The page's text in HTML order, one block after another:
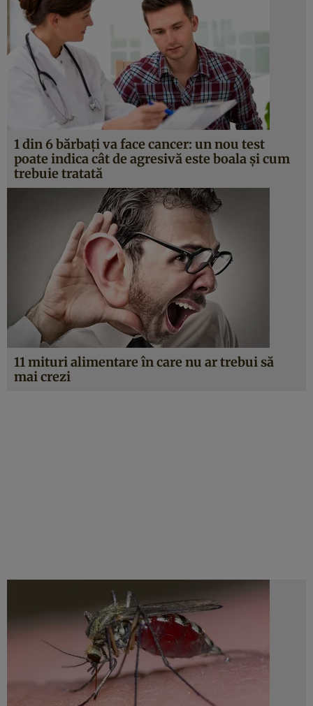
1 din 6 bărbaţi va face cancer: un nou test
poate indica cât de agresivă este boala şi cum
trebuie tratată
11 mituri alimentare în care nu ar trebui să
mai crezi